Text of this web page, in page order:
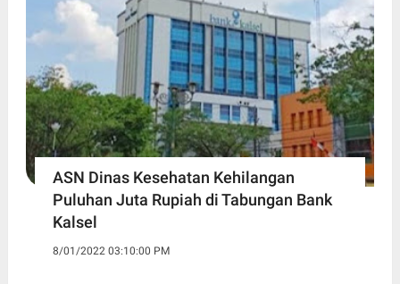
ASN Dinas Kesehatan Kehilangan
Puluhan Juta Rupiah di Tabungan Bank
Kalsel
8/01/2022 03:10:00 PM